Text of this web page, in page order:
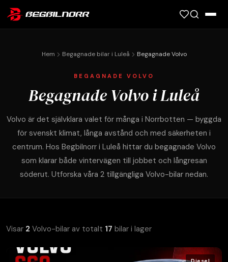
Hem Begagnade bilar i Luleå Begagnade Volvo
BEGAGNADE VOLVO
Begagnade Volvo i Luleå
Volvo är det självklara valet för många i Norrbotten — byggda
för svenskt klimat, långa avstånd och med säkerheten i
centrum. Hos Begbilnorr i Luleå hittar du begagnade Volvo
som klarar både vintervägen till jobbet och långresan
söderut. Utforska våra 2 tillgängliga Volvo-bilar nedan.
Visar 2 Volvo-bilar av totalt 17 bilar i lager